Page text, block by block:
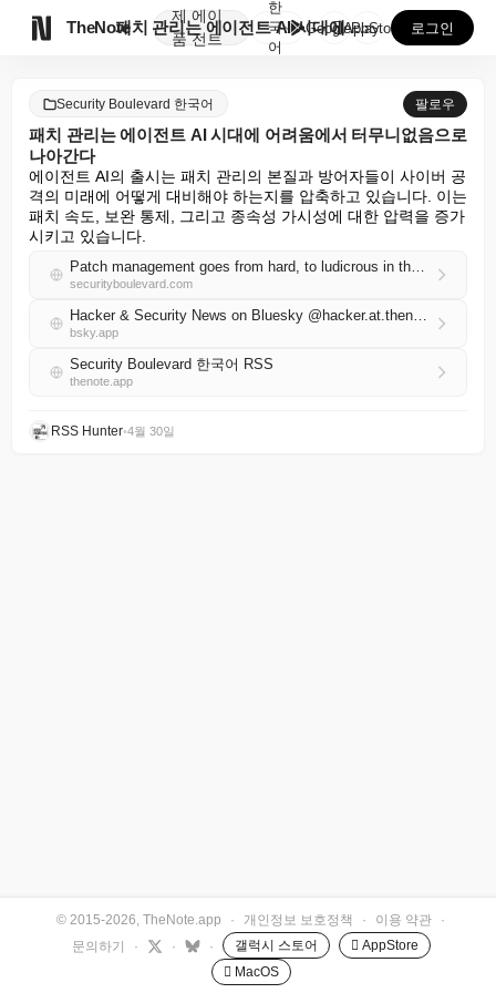
TheNote
제
품
에이
전트
패치 관리는 에이전트 AI 시대에 어려움에서 터무니없음...
한
국
어
GooglePlay
AppStore 로그인
Security Boulevard 한국어 팔로우
패치 관리는 에이전트 AI 시대에 어려움에서 터무니없음으로
나아간다
에이전트 AI의 출시는 패치 관리의 본질과 방어자들이 사이버 공
격의 미래에 어떻게 대비해야 하는지를 압축하고 있습니다. 이는
패치 속도, 보완 통제, 그리고 종속성 가시성에 대한 압력을 증가
시키고 있습니다.
Patch management goes from hard, to ludicrous in the agentic AI era
securityboulevard.com
Hacker & Security News on Bluesky @hacker.at.thenote.app
bsky.app
Security Boulevard 한국어 RSS
thenote.app
RSS Hunter•4월 30일
© 2015-2026, TheNote.app · 개인정보 보호정책 · 이용 약관
·
문의하기
· · · 갤럭시 스토어
 AppStore
 MacOS